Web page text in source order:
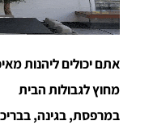
אתם יכולים ליהנות
מחוץ לגבולות הבית
במרפסת, בגינה,